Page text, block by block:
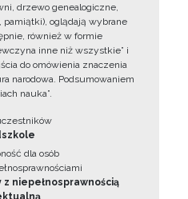
drzewo genealogiczne,
oglądają wybrane
również w formie
inne niż wszystkie” i
do omówienia znaczenia
narodowa. Podsumowaniem
nauka”.
dla osób
z niepełnosprawnością